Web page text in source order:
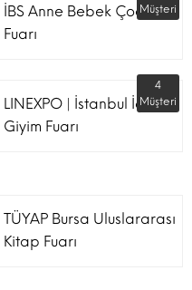
İBS Anne Bebek Çocuk
Fuarı
Müşteri
LINEXPO | İstanbul İç
Giyim Fuarı
4
Müşteri
TÜYAP Bursa Uluslararası
Kitap Fuarı